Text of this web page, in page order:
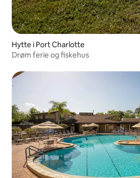
Hytte i Port Charlotte
Drøm ferie og fiskehus